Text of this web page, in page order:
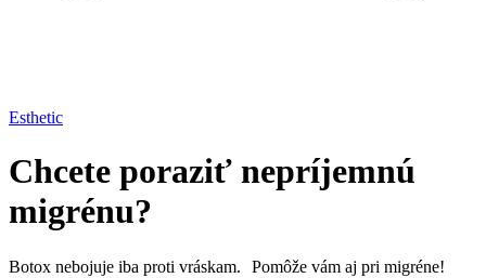
Esthetic
Chcete poraziť nepríjemnú
migrénu?
Botox nebojuje iba proti vráskam. Pomôže vám aj pri migréne!